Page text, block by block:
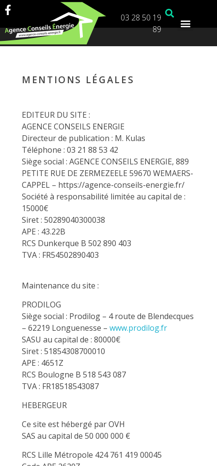
03 28 50 19
89
MENTIONS LÉGALES
EDITEUR DU SITE :
AGENCE CONSEILS ENERGIE
Directeur de publication : M. Kulas
Téléphone : 03 21 88 53 42
Siège social : AGENCE CONSEILS ENERGIE, 889
PETITE RUE DE ZERMEZEELE 59670 WEMAERS-
CAPPEL – https://agence-conseils-energie.fr/
Société à responsabilité limitée au capital de :
15000€
Siret : 50289040300038
APE : 43.22B
RCS Dunkerque B 502 890 403
TVA : FR54502890403
Maintenance du site :
PRODILOG
Siège social : Prodilog – 4 route de Blendecques
– 62219 Longuenesse – www.prodilog.fr
SASU au capital de : 80000€
Siret : 51854308700010
APE : 4651Z
RCS Boulogne B 518 543 087
TVA : FR18518543087
HEBERGEUR
Ce site est hébergé par OVH
SAS au capital de 50 000 000 €
RCS Lille Métropole 424 761 419 00045